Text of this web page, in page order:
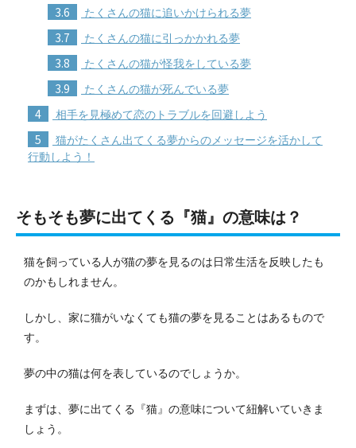
3.6 たくさんの猫に追いかけられる夢
3.7 たくさんの猫に引っかかれる夢
3.8 たくさんの猫が怪我をしている夢
3.9 たくさんの猫が死んでいる夢
4 相手を見極めて恋のトラブルを回避しよう
5
猫がたくさん出てくる夢からのメッセージを活かして
行動しよう！
そもそも夢に出てくる『猫』の意味は？
猫を飼っている人が猫の夢を見るのは日常生活を反映したも
のかもしれません。
しかし、家に猫がいなくても猫の夢を見ることはあるもので
す。
夢の中の猫は何を表しているのでしょうか。
まずは、夢に出てくる『猫』の意味について紐解いていきま
しょう。